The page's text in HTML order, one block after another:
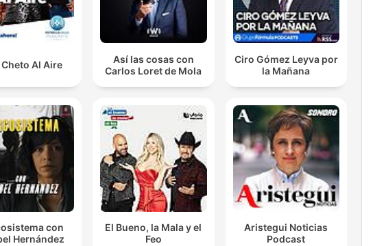
Al Aire
Así las cosas con
Carlos Loret de Mola
Ciro Gómez Leyva por
la Mañana
con
Hernández
El Bueno, la Mala y el
Feo
Aristegui Noticias
Podcast